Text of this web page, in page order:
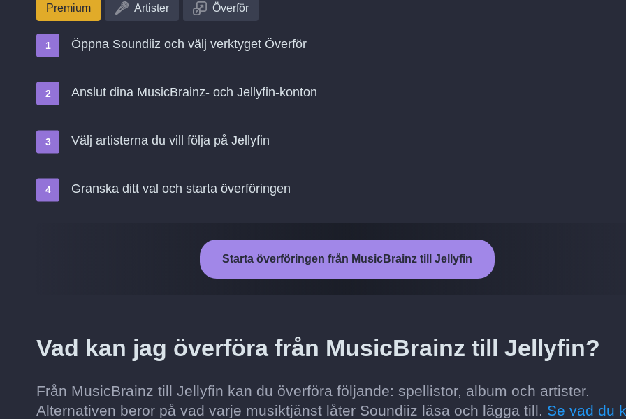
Premium Artister Överför
Öppna Soundiiz och välj verktyget Överför
Anslut dina MusicBrainz- och Jellyfin-konton
Välj artisterna du vill följa på Jellyfin
Granska ditt val och starta överföringen
Starta överföringen från MusicBrainz till Jellyfin
Vad kan jag överföra från MusicBrainz till Jellyfin?
Från MusicBrainz till Jellyfin kan du överföra följande: spellistor, album och artister.
Alternativen beror på vad varje musiktjänst låter Soundiiz läsa och lägga till. Se vad du